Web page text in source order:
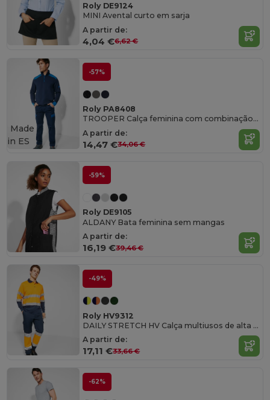
Roly DE9124
MINI Avental curto em sarja
A partir de:
4,04 €6,62 €
-57%
Roly PA8408
TROOPER Calça feminina com combinação de cores
A partir de:
14,47 €34,06 €
Made
in ES
-59%
Roly DE9105
ALDANY Bata feminina sem mangas
A partir de:
16,19 €39,46 €
-49%
Roly HV9312
DAILY STRETCH HV Calça multiusos de alta visibilidade
A partir de:
17,11 €33,66 €
-62%